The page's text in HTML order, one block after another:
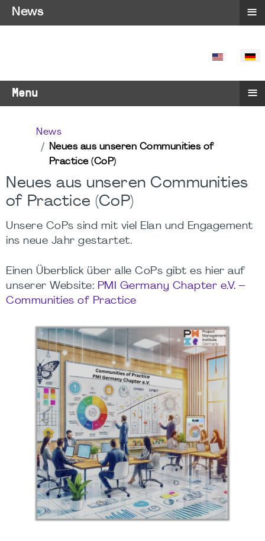
SPRACHE
Menu ≡
News
Neues aus unseren Communities of
Practice (CoP)
Neues aus unseren Communities
of Practice (CoP)
Unsere CoPs sind mit viel Elan und Engagement
ins neue Jahr gestartet.
Einen Überblick über alle CoPs gibt es hier auf
unserer Website: PMI Germany Chapter e.V. –
Communities of Practice
News ≡